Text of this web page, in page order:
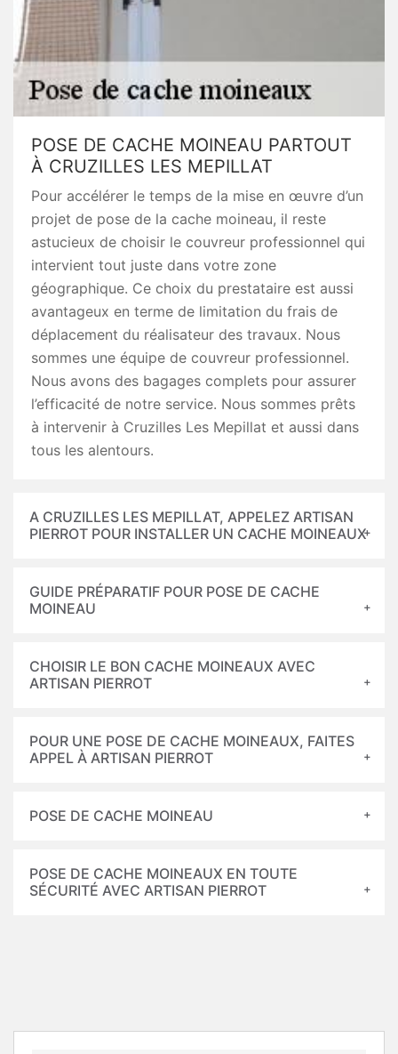
POSE DE CACHE MOINEAU PARTOUT
À CRUZILLES LES MEPILLAT
Pour accélérer le temps de la mise en œuvre d’un
projet de pose de la cache moineau, il reste
astucieux de choisir le couvreur professionnel qui
intervient tout juste dans votre zone
géographique. Ce choix du prestataire est aussi
avantageux en terme de limitation du frais de
déplacement du réalisateur des travaux. Nous
sommes une équipe de couvreur professionnel.
Nous avons des bagages complets pour assurer
l’efficacité de notre service. Nous sommes prêts
à intervenir à Cruzilles Les Mepillat et aussi dans
tous les alentours.
A CRUZILLES LES MEPILLAT, APPELEZ ARTISAN
PIERROT POUR INSTALLER UN CACHE MOINEAUX
GUIDE PRÉPARATIF POUR POSE DE CACHE
MOINEAU
CHOISIR LE BON CACHE MOINEAUX AVEC
ARTISAN PIERROT
POUR UNE POSE DE CACHE MOINEAUX, FAITES
APPEL À ARTISAN PIERROT
POSE DE CACHE MOINEAU
POSE DE CACHE MOINEAUX EN TOUTE
SÉCURITÉ AVEC ARTISAN PIERROT